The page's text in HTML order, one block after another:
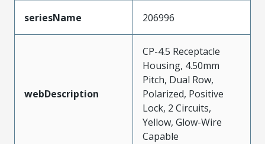
seriesName 206996
webDescription
CP-4.5 Receptacle
Housing, 4.50mm
Pitch, Dual Row,
Polarized, Positive
Lock, 2 Circuits,
Yellow, Glow-Wire
Capable